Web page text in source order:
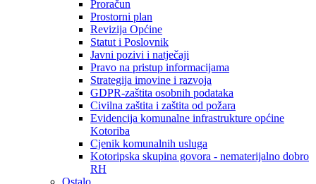
Proračun
Prostorni plan
Revizija Općine
Statut i Poslovnik
Javni pozivi i natječaji
Pravo na pristup informacijama
Strategija imovine i razvoja
GDPR-zaštita osobnih podataka
Civilna zaštita i zaštita od požara
Evidencija komunalne infrastrukture općine
Kotoriba
Cjenik komunalnih usluga
Kotoripska skupina govora - nematerijalno dobro
RH
Ostalo